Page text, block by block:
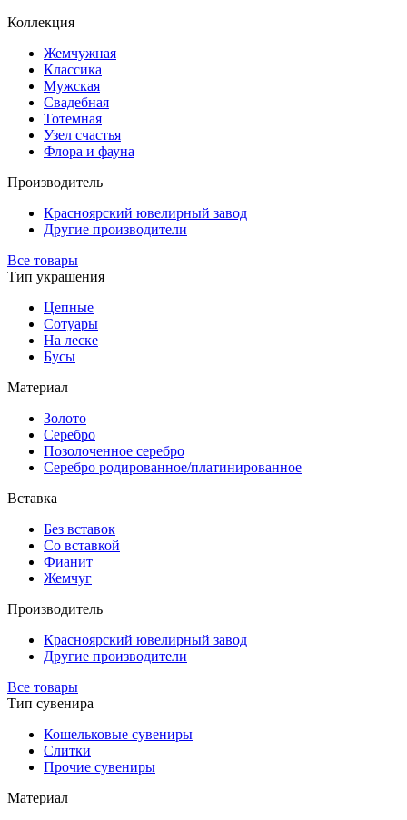
Коллекция
Жемчужная
Классика
Мужская
Свадебная
Тотемная
Узел счастья
Флора и фауна
Производитель
Красноярский ювелирный завод
Другие производители
Все товары
Тип украшения
Цепные
Сотуары
На леске
Бусы
Материал
Золото
Серебро
Позолоченное серебро
Серебро родированное/платинированное
Вставка
Без вставок
Со вставкой
Фианит
Жемчуг
Производитель
Красноярский ювелирный завод
Другие производители
Все товары
Тип сувенира
Кошельковые сувениры
Слитки
Прочие сувениры
Материал